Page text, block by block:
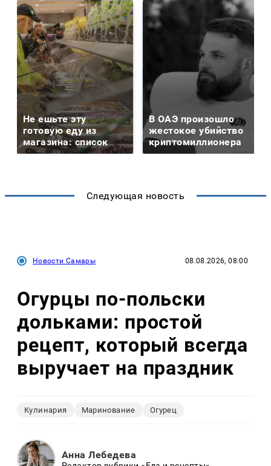
Не ешьте эту
готовую еду из
магазина: список
В ОАЭ произошло
жестокое убийство
криптомиллионера
Следующая новость
Новости Самары 08.08.2026, 08:00
Огурцы по‑польски
дольками: простой
рецепт, который всегда
выручает на праздник
Кулинария Маринование Огурец
Анна Лебедева